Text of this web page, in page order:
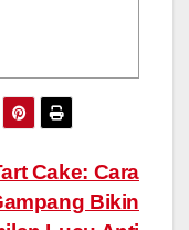
Cake: Cara
Bikin